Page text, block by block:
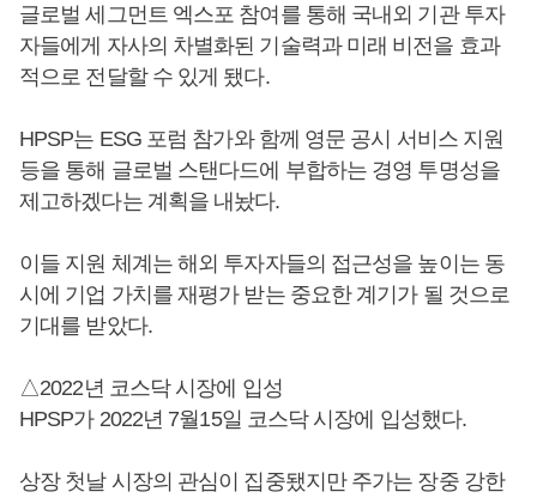
글로벌 세그먼트 엑스포 참여를 통해 국내외 기관 투자
자들에게 자사의 차별화된 기술력과 미래 비전을 효과
적으로 전달할 수 있게 됐다.
HPSP는 ESG 포럼 참가와 함께 영문 공시 서비스 지원
등을 통해 글로벌 스탠다드에 부합하는 경영 투명성을
제고하겠다는 계획을 내놨다.
이들 지원 체계는 해외 투자자들의 접근성을 높이는 동
시에 기업 가치를 재평가 받는 중요한 계기가 될 것으로
기대를 받았다.
△2022년 코스닥 시장에 입성
HPSP가 2022년 7월15일 코스닥 시장에 입성했다.
상장 첫날 시장의 관심이 집중됐지만 주가는 장중 강한